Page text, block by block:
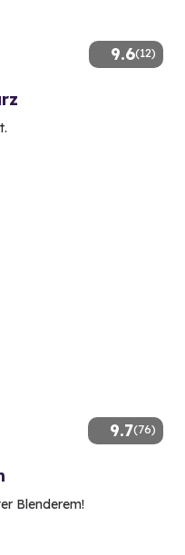
9.6(12)
9.7(76)
Blenderem!